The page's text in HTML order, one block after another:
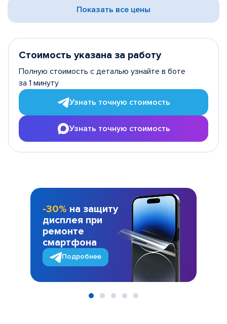
Показать все цены
Стоимость указана за работу
Полную стоимость с деталью узнайте в боте
за 1 минуту
Узнать точную стоимость
Узнать точную стоимость
-30% на защиту
дисплея при
ремонте
смартфона
Подробнее